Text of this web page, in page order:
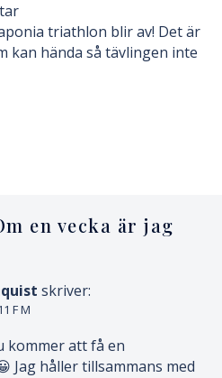
triathlon blir av! Det är
kan hända så tävlingen inte
en vecka är jag
skriver:
F M
kommer att få en
Jag håller tillsammans med